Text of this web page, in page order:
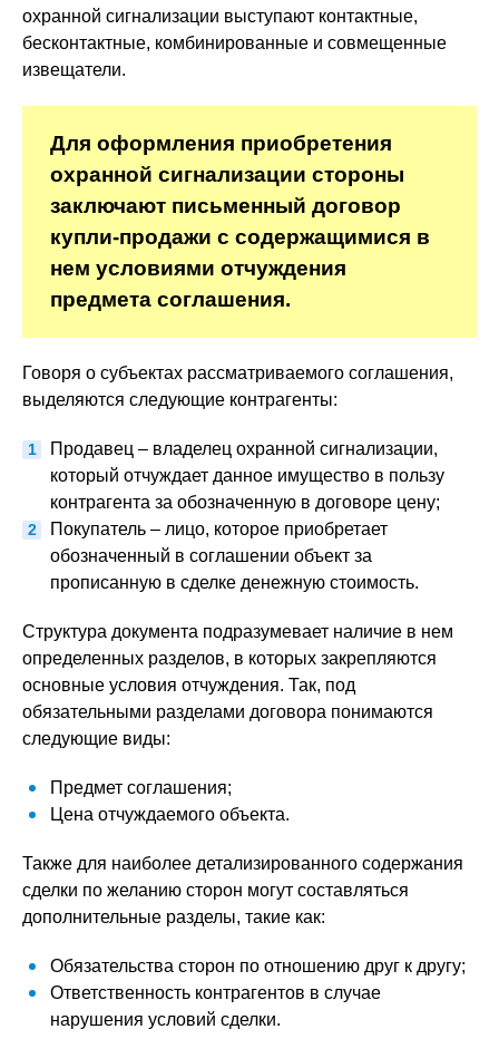
охранной сигнализации выступают контактные,
бесконтактные, комбинированные и совмещенные
извещатели.
Для оформления приобретения
охранной сигнализации стороны
заключают письменный договор
купли-продажи с содержащимися в
нем условиями отчуждения
предмета соглашения.
Говоря о субъектах рассматриваемого соглашения,
выделяются следующие контрагенты:
Продавец – владелец охранной сигнализации,
который отчуждает данное имущество в пользу
контрагента за обозначенную в договоре цену;
Покупатель – лицо, которое приобретает
обозначенный в соглашении объект за
прописанную в сделке денежную стоимость.
Структура документа подразумевает наличие в нем
определенных разделов, в которых закрепляются
основные условия отчуждения. Так, под
обязательными разделами договора понимаются
следующие виды:
Предмет соглашения;
Цена отчуждаемого объекта.
Также для наиболее детализированного содержания
сделки по желанию сторон могут составляться
дополнительные разделы, такие как:
Обязательства сторон по отношению друг к другу;
Ответственность контрагентов в случае
нарушения условий сделки.